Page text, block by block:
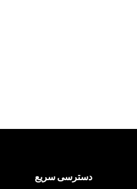
دسترسی سریع